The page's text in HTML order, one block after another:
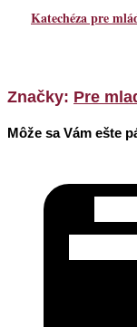
Katechéza pre
Značky: Pre
Môže sa Vám ešte